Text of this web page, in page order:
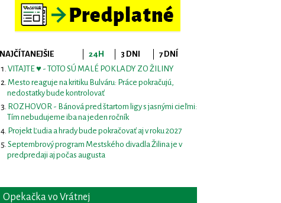
NAJČÍTANEJŠIE 24H 3 DNI
7 DNÍ
VITAJTE ♥ - TOTO SÚ MALÉ POKLADY ZO ŽILINY
Mesto reaguje na kritiku Bulváru: Práce pokračujú,
nedostatky bude kontrolovať
ROZHOVOR - Bánová pred štartom ligy s jasnými cieľmi:
Tím nebudujeme iba na jeden ročník
Projekt Ľudia a hrady bude pokračovať aj v roku 2027
Septembrový program Mestského divadla Žilina je v
predpredaji aj počas augusta
Opekačka vo Vrátnej